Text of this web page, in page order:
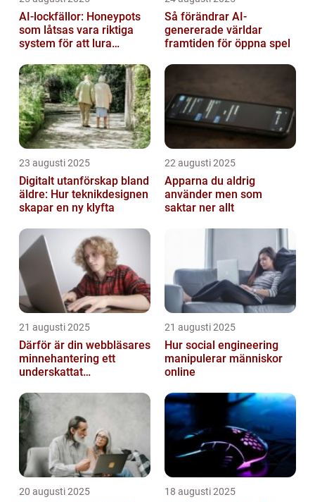
AI-lockfällor: Honeypots
som låtsas vara riktiga
system för att lura
Så förändrar AI-
genererade världar
framtiden för öppna spel
23 augusti 2025
Digitalt utanförskap bland
äldre: Hur teknikdesignen
skapar en ny klyfta
22 augusti 2025
Apparna du aldrig
använder men som
saktar ner allt
21 augusti 2025
Därför är din webbläsares
minnehantering ett
underskattat
21 augusti 2025
Hur social engineering
manipulerar människor
online
20 augusti 2025 18 augusti 2025